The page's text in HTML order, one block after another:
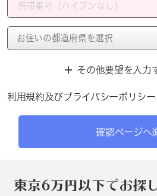
その他要望を入力
利用規約及びプライバシーポリシー
確認ページへ